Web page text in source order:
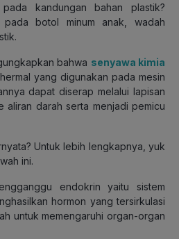
kandungan bahan plastik?
pada botol minum anak, wadah
bahwa senyawa kimia
yang digunakan pada mesin
dapat diserap melalui lapisan
aliran darah serta menjadi pemicu
Untuk lebih lengkapnya, yuk
ini.
endokrin yaitu sistem
hormon yang tersirkulasi
untuk memengaruhi organ-organ